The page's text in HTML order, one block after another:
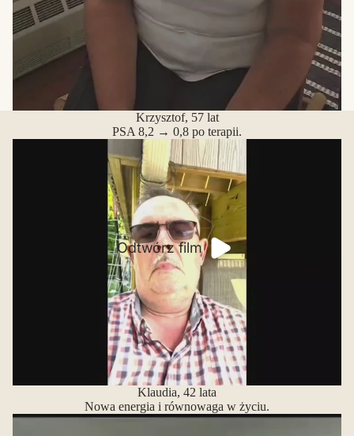
Krzysztof, 57 lat
PSA 8,2 → 0,8 po terapii.
Odtwórz film
Klaudia, 42 lata
Nowa energia i równowaga w życiu.